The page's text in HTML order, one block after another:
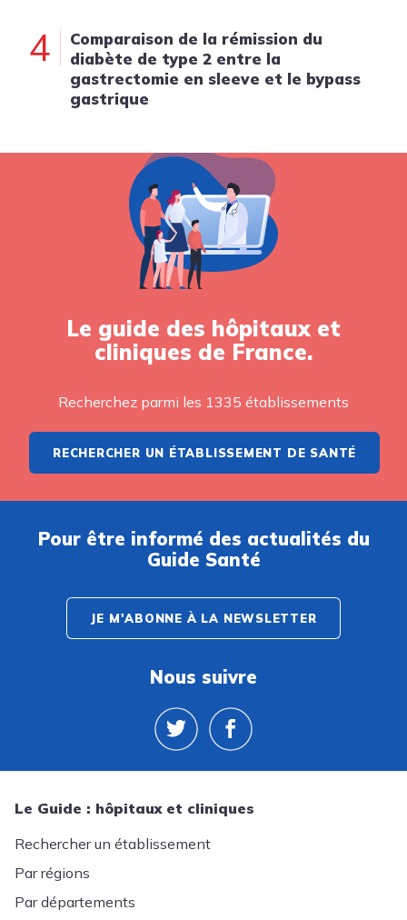
4
Comparaison de la rémission du
diabète de type 2 entre la
gastrectomie en sleeve et le bypass
gastrique
Le guide des hôpitaux et
cliniques de France.
Recherchez parmi les 1335 établissements
RECHERCHER UN ÉTABLISSEMENT DE SANTÉ
Pour être informé des actualités du
Guide Santé
JE M'ABONNE À LA NEWSLETTER
Nous suivre
Le Guide : hôpitaux et cliniques
Rechercher un établissement
Par régions
Par départements